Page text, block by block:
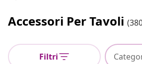
Accessori Per Tavoli
Filtri